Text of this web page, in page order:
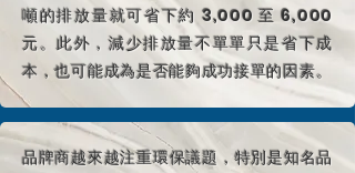
噸的排放量就可省下約 3,000 至 6,000
元。此外，減少排放量不單單只是省下成
本，也可能成為是否能夠成功接單的因素。
品牌商越來越注重環保議題，特別是知名品